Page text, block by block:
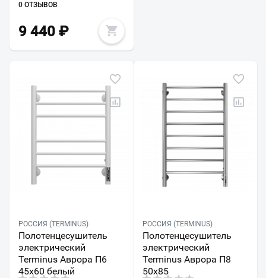
0 ОТЗЫВОВ
9 440 ₽
РОССИЯ (TERMINUS)
Полотенцесушитель
электрический
Terminus Аврора П6
45х60 белый
РОССИЯ (TERMINUS)
Полотенцесушитель
электрический
Terminus Аврора П8
50х85